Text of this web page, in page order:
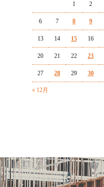
« 12月
1 2
6 7 8 9
13 14 15 16
20 21 22 23
27 28 29 30